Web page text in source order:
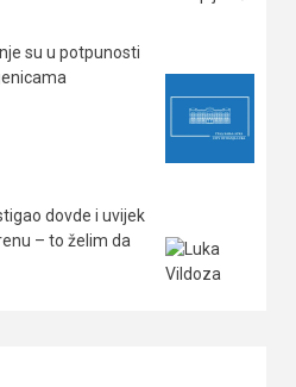
su u potpunosti
dovde i uvijek
– to želim da